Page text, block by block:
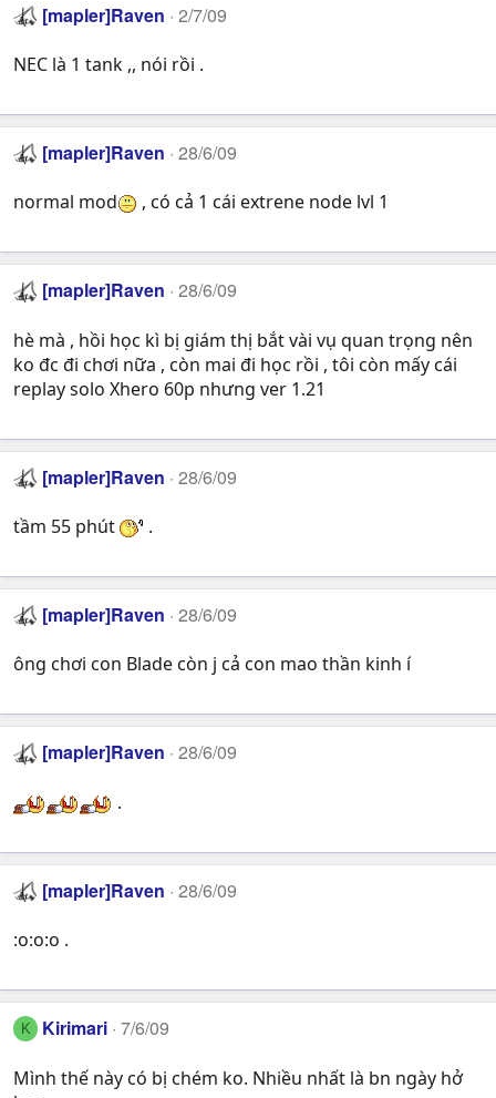
[mapler]Raven 2/7/09
NEC là 1 tank ,, nói rồi .
[mapler]Raven 28/6/09
normal mod , có cả 1 cái extrene node lvl 1
[mapler]Raven 28/6/09
hè mà , hồi học kì bị giám thị bắt vài vụ quan trọng nên
ko đc đi chơi nữa , còn mai đi học rồi , tôi còn mấy cái
replay solo Xhero 60p nhưng ver 1.21
[mapler]Raven 28/6/09
tầm 55 phút .
[mapler]Raven 28/6/09
ông chơi con Blade còn j cả con mao thần kinh í
[mapler]Raven 28/6/09
.
[mapler]Raven 28/6/09
:o:o:o .
K Kirimari 7/6/09
Mình thế này có bị chém ko. Nhiều nhất là bn ngày hở